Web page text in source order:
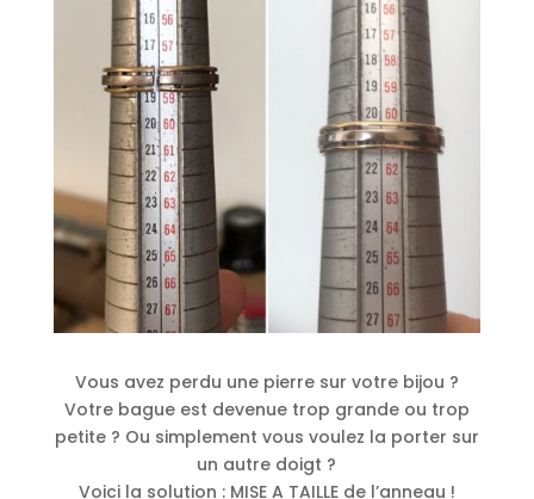
Vous avez perdu une pierre sur votre bijou ?
Votre bague est devenue trop grande ou trop
petite ? Ou simplement vous voulez la porter sur
un autre doigt ?
Voici la solution : MISE A TAILLE de l’anneau !